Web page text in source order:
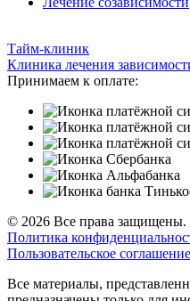
Тайм-клиник
Клиника лечения
Принимаем к оплате:
© 2026 Все права защищены.
Политика
Пользовательское соглашение
Все материалы,